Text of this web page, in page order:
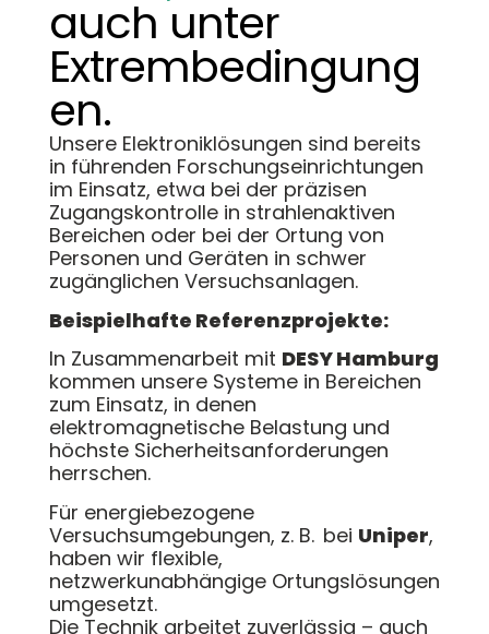
auch unter
Extrembedingung
en.
Unsere Elektroniklösungen sind bereits
in führenden Forschungseinrichtungen
im Einsatz, etwa bei der präzisen
Zugangskontrolle in strahlenaktiven
Bereichen oder bei der Ortung von
Personen und Geräten in schwer
zugänglichen Versuchsanlagen.
Beispielhafte Referenzprojekte:
In Zusammenarbeit mit DESY Hamburg
kommen unsere Systeme in Bereichen
zum Einsatz, in denen
elektromagnetische Belastung und
höchste Sicherheitsanforderungen
herrschen.
Für energiebezogene
Versuchsumgebungen, z. B. bei Uniper,
haben wir flexible,
netzwerkunabhängige Ortungslösungen
umgesetzt.
Die Technik arbeitet zuverlässig – auch